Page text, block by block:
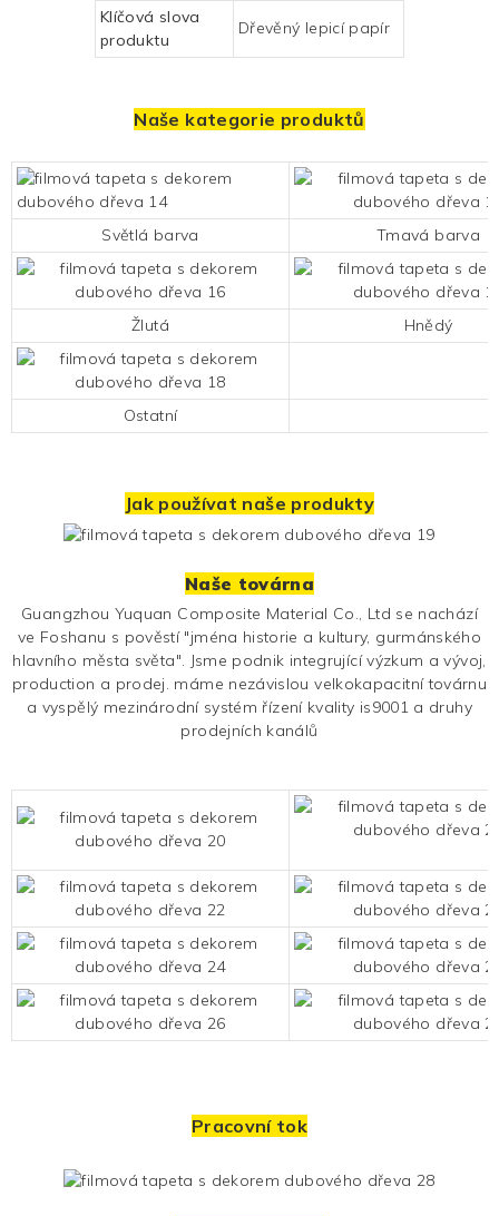
Klíčová slova
produktu
Dřevěný lepicí papír
Naše kategorie produktů
Světlá barva Tmavá barva
Žlutá Hnědý
Ostatní
Jak používat naše produkty
Naše továrna
Guangzhou Yuquan Composite Material Co., Ltd se nachází
ve Foshanu s pověstí "jména historie a kultury, gurmánského
hlavního města světa". Jsme podnik integrující výzkum a vývoj,
production a prodej. máme nezávislou velkokapacitní továrnu
a vyspělý mezinárodní systém řízení kvality is9001 a druhy
prodejních kanálů
Pracovní tok